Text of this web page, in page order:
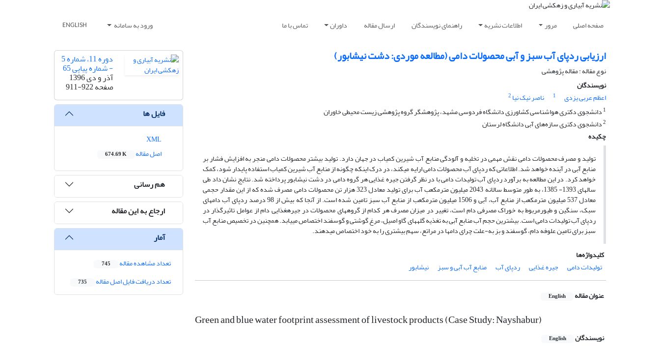
صفحه اصلی مرور اطلاعات نشریه راهنمای نویسندگان ارسال مقاله داوران تماس با ما ورود به سامانه ENGLISH
ارزیابی ردپای آب سبز و آبی محصولات دامی (مطالعه موردی: دشت نیشابور)
نوع مقاله : مقاله پژوهشی
نویسندگان
اعظم عربی یزدی
1 ناصر نیک نیا 2
1 دانشجوی دکتری هواشناسی کشاورزی دانشگاه فردوسی مشهد، پژوهشگر گروه پژوهشی زیست محیطی خاوران
2دانشجوی دکتری سازه‌های آبی دانشگاه لرستان
چکیده
تولید و مصرف محصولات دامی نقش مهمی در تخلیه و آلودگی منابع آب شیرین کمیاب در جهان دارد. تولید بیش­تر محصولات دامی منجر به افزایش فشار بر
منابع آبی در آینده خواهد شد. اطلاعاتی که ردپای آب محصولات دامی ارایه می­کند، در درک اینکه چگونه از منابع آب شیرین کمیاب استفاده پایدار شود، کمک
خواهد کرد. در این مطالعه به برآورد ردپای آب تولیدات دامی با در نظر گرفتن جیره غذایی هر گروه دامی در دشت نیشابور پرداخته شد. نتایج نشان داد طی
سال­های 1393- 1385، به طور متوسط سالانه 2043 میلیون مترمکعب آب برای تولید معادل 323 هزار تن محصولات دامی مصرف شده که از این مقدار حجمی
معادل 537 میلیون مترمکعب از منابع آب، آبی و 1506 میلیون مترمکعب از منابع آب سبز تامین شده است. از آنجا که بیش از 98 درصد ردپای آب دام­های
سبک، سنگین و طیورمربوط به خوراک مصرفی دام است، تغییر در میزان مصرف هر کدام از گروه‏های محصولات در جیره­غذایی دام از عوامل تاثیرگذار در
ردپای آب تولیدات دامی است. بیش­ترین حجم آب منابع آبی به تغذیه گله­های گاو اصیل، مرغ گوشتی و گوسفند اختصاص می­یابد. همچنین در تخصیص منابع آب
سبز برای تامین علوفه دام، گوسفند و بز به-علت چرای دام‏ها در مراتع، سهم بیش­تری را به خود اختصاص می­دهند.
کلیدواژه‌ها
تولیدات دامی
جیره غذایی ردپای آب منابع آب آبی و سبز نیشابور
عنوان مقاله English
Green and blue water footprint assessment of livestock products (Case Study: Nayshabur)
نویسندگان English
دوره 11، شماره 5
- شماره پیاپی 65
آذر و دی 1396
صفحه911-922
فایل ها
اصل مقاله
674.69 K
هم رسانی
ارجاع به این مقاله
آمار
تعداد مشاهده مقاله 745
تعداد دریافت فایل اصل مقاله 735